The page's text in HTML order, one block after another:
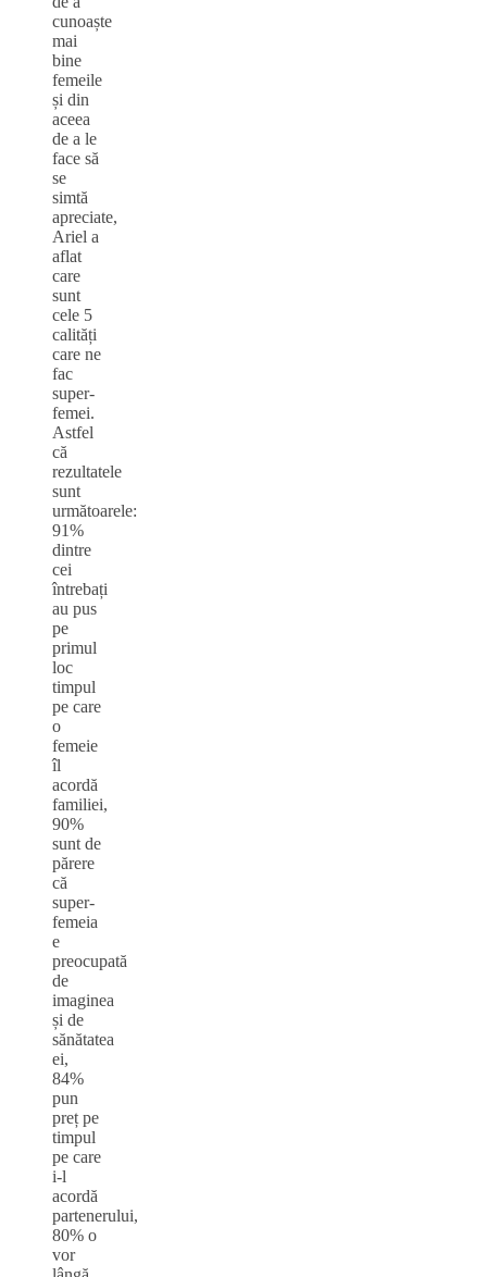
cunoaște
mai
bine
femeile
și din
aceea
de a le
face să
se
simtă
apreciate,
Ariel a
aflat
care
sunt
cele 5
calități
care ne
fac
super-
femei.
Astfel
că
rezultatele
sunt
următoarele:
91%
dintre
cei
întrebați
au pus
pe
primul
loc
timpul
pe care
o
femeie
îl
acordă
familiei,
90%
sunt de
părere
că
super-
femeia
e
preocupată
de
imaginea
și de
sănătatea
ei,
84%
pun
preț pe
timpul
pe care
i-l
acordă
partenerului,
80% o
vor